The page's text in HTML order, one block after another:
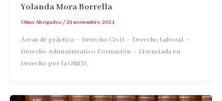
Yolanda Mora Borrella
Olmo Abogados /25 noviembre, 2024
Áreas de práctica – Derecho Civil – Derecho Laboral –
Derecho Administrativo Formación – Licenciada en
Derecho por la UNED,